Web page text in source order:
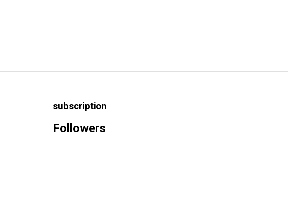
subscription
Followers